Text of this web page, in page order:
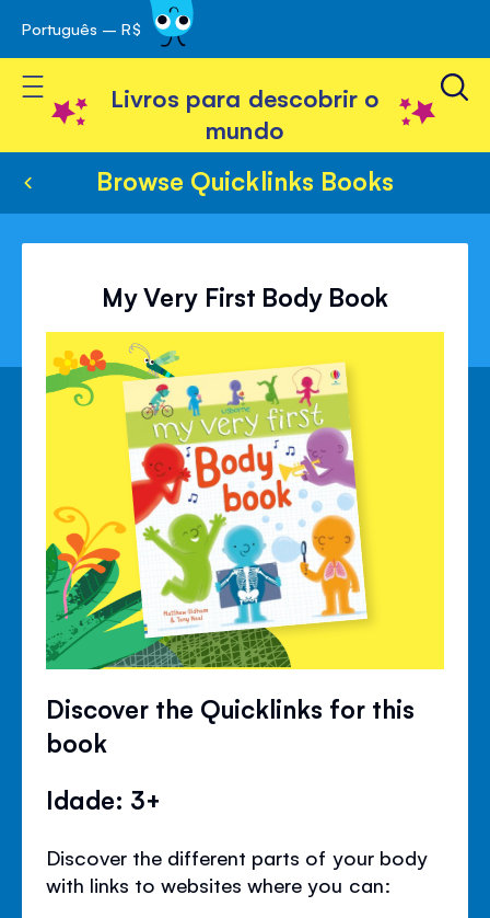
Skip
to
Content
Português – R$
Toggle Nav
Livros para descobrir o
mundo
Browse Quicklinks Books
My Very First Body Book
Discover the Quicklinks for this
book
Idade: 3+
Discover the different parts of your body
with links to websites where you can: